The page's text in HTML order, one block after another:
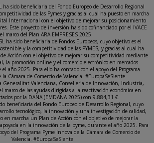
ha sido beneficiaria del Fondo Europeo de Desarrollo Regional
de las Pymes y gracias al cual ha puesto en marcha
Internacional con el objetivo de mejorar su posicionamiento
Este proyecto de inversión ha sido cofinanciado por el IVACE
marco del Plan ARA EMPRESES 2025.
ha sido beneficiaria de Fondos Europeos, cuyo objetivo es el
y la competitividad de las PYMES, y gracias al cual ha
Acción con el objetivo de mejorar su competitividad mediante
la promoción online y el comercio electrónico en mercados
año 2025. Para ello ha contado con el apoyo del Programa
Cámara de Comercio de Valencia. #EuropaSeSiente
Generalitat Valenciana, Conselleria de Innovación, Industria,
marco de las ayudas dirigidas a la reactivación económica en
por la DANA (EMDANA 2025) con 9.884,31 €.
beneficiaria del Fondo Europeo de Desarrollo Regional, cuyo
tecnológico, la innovación y una investigación de calidad,
en marcha un Plan de Acción con el objetivo de mejorar la
en la innovación de la pyme, durante el año 2025. Para
del Programa Pyme Innova de la Cámara de Comercio de
Valencia. #EuropaSeSiente